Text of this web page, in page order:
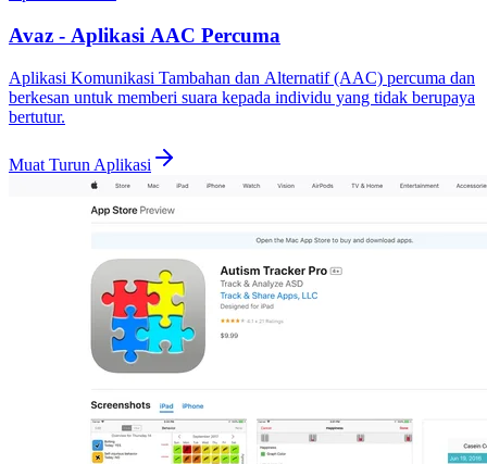
Avaz - Aplikasi AAC Percuma
Aplikasi Komunikasi Tambahan dan Alternatif (AAC) percuma dan
berkesan untuk memberi suara kepada individu yang tidak berupaya
bertutur.
Muat Turun Aplikasi